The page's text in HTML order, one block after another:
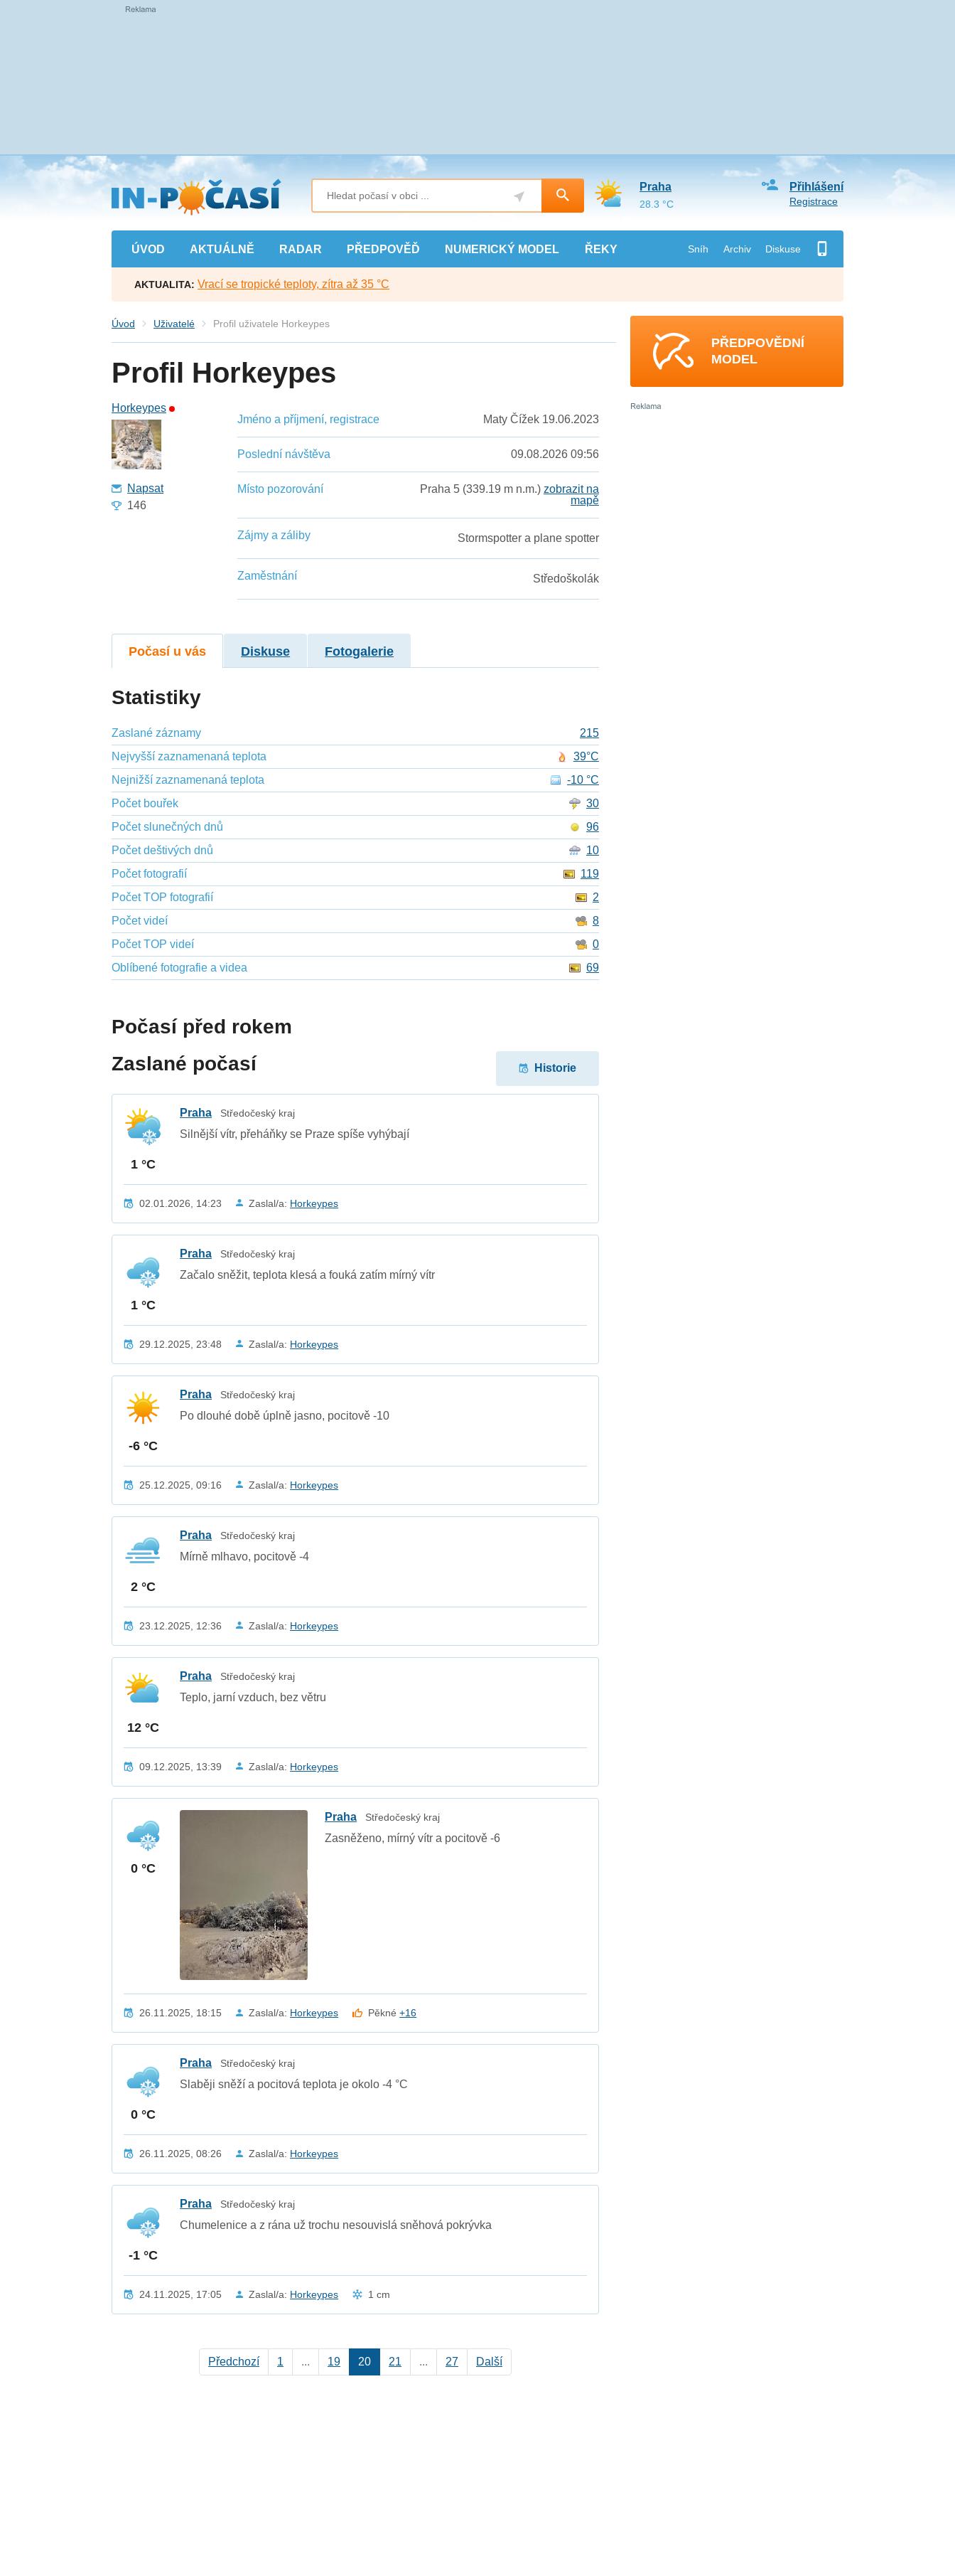
Přejít
na
hlavní
obsah
ÚVOD AKTUÁLNĚ RADAR PŘEDPOVĚĎ NUMERICKÝ MODEL ŘEKY Sníh Archiv Diskuse
Přihlášení
Registrace
Praha
28.3 °C
AKTUALITA: Vrací se tropické teploty, zítra až 35 °C
Úvod Uživatelé Profil uživatele Horkeypes
Profil Horkeypes
Horkeypes
Napsat
146
Jméno a příjmení, registrace Maty Čížek 19.06.2023
Poslední návštěva 09.08.2026 09:56
Místo pozorování Praha 5 (339.19 m n.m.) zobrazit na
mapě
Zájmy a záliby Stormspotter a plane spotter
Zaměstnání Středoškolák
Počasí u vás Diskuse Fotogalerie
Statistiky
Zaslané záznamy
215
Nejvyšší zaznamenaná teplota
39°C
Nejnižší zaznamenaná teplota
-10 °C
Počet bouřek
30
Počet slunečných dnů
96
Počet deštivých dnů
10
Počet fotografií
119
Počet TOP fotografií
2
Počet videí
8
Počet TOP videí
0
Oblíbené fotografie a videa
69
Počasí před rokem
Zaslané počasí
Historie
1 °C
Praha Středočeský kraj
Silnější vítr, přeháňky se Praze spíše vyhýbají
02.01.2026, 14:23 Zaslal/a: Horkeypes
1 °C
Praha Středočeský kraj
Začalo sněžit, teplota klesá a fouká zatím mírný vítr
29.12.2025, 23:48 Zaslal/a: Horkeypes
-6 °C
Praha Středočeský kraj
Po dlouhé době úplně jasno, pocitově -10
25.12.2025, 09:16 Zaslal/a: Horkeypes
2 °C
Praha Středočeský kraj
Mírně mlhavo, pocitově -4
23.12.2025, 12:36 Zaslal/a: Horkeypes
12 °C
Praha Středočeský kraj
Teplo, jarní vzduch, bez větru
09.12.2025, 13:39 Zaslal/a: Horkeypes
0 °C
Praha Středočeský kraj
Zasněženo, mírný vítr a pocitově -6
26.11.2025, 18:15 Zaslal/a: Horkeypes Pěkné+16
0 °C
Praha Středočeský kraj
Slaběji sněží a pocitová teplota je okolo -4 °C
26.11.2025, 08:26 Zaslal/a: Horkeypes
-1 °C
Praha Středočeský kraj
Chumelenice a z rána už trochu nesouvislá sněhová pokrývka
24.11.2025, 17:05 Zaslal/a: Horkeypes 1 cm
Předchozí 1 ... 19 20 21 ... 27 Další
PŘEDPOVĚDNÍ
MODEL